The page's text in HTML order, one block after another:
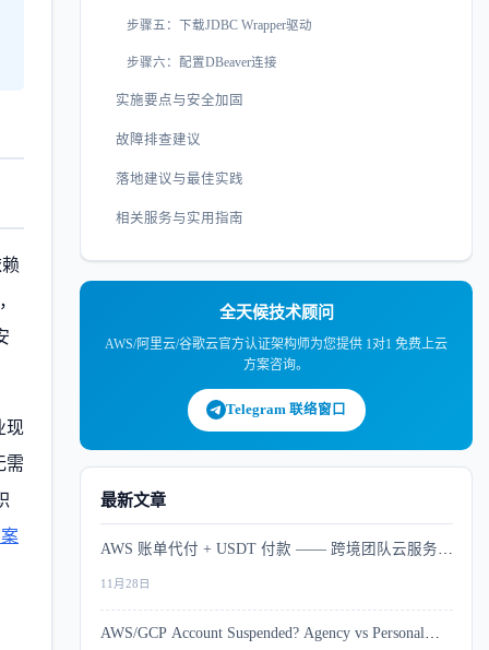
现
需
步骤五：下载JDBC Wrapper驱动
步骤六：配置DBeaver连接
实施要点与安全加固
故障排查建议
落地建议与最佳实践
相关服务与实用指南
全天候技术顾问
AWS/阿里云/谷歌云官方认证架构师为您提供 1对1 免费上云
方案咨询。
Telegram 联络窗口
最新文章
AWS 账单代付 + USDT 付款 —— 跨境团队云服务支
11月28日
AWS/GCP Account Suspended? Agency vs Personal